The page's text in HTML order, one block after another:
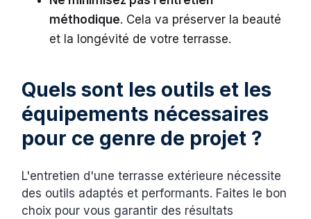
méthodique. Cela va préserver la beauté
et la longévité de votre terrasse.
Quels sont les outils et les
équipements nécessaires
pour ce genre de projet ?
L'entretien d'une terrasse extérieure nécessite
des outils adaptés et performants. Faites le bon
choix pour vous garantir des résultats